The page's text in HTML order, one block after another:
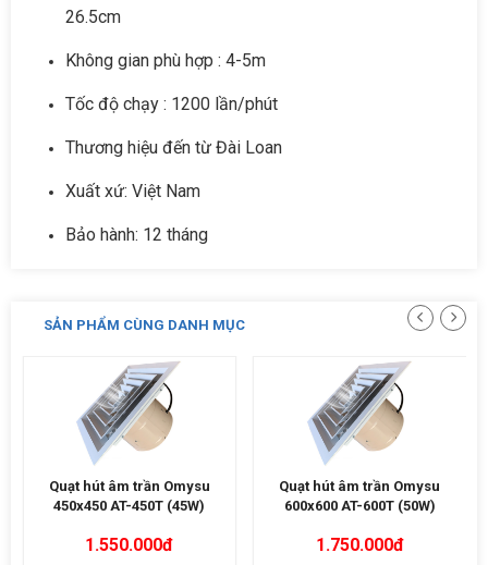
26.5cm
Không gian phù hợp : 4-5m
Tốc độ chạy : 1200 lần/phút
Thương hiệu đến từ Đài Loan
Xuất xứ: Việt Nam
Bảo hành: 12 tháng
SẢN PHẨM CÙNG DANH MỤC
Quạt hút âm trần Omysu
450x450 AT-450T (45W)
1.550.000đ
Quạt hút âm trần Omysu
600x600 AT-600T (50W)
1.750.000đ